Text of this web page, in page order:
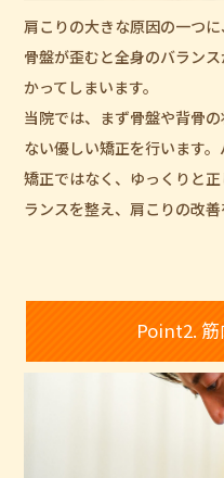
肩こりの大きな原因の一つ
骨盤が歪むと全身のバラン
かってしまいます。
当院では、まず骨盤や背骨
ない優しい矯正を行います
矯正ではなく、ゆっくりと
ランスを整え、肩こりの改善
Point2.